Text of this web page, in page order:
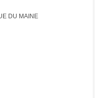
DU MAINE